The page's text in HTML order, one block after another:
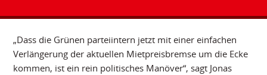
„Dass die Grünen parteiintern jetzt mit einer einfachen
Verlängerung der aktuellen Mietpreisbremse um die Ecke
kommen, ist ein rein politisches Manöver“, sagt Jonas